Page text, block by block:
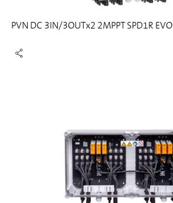
PVN DC 3IN/3OUTx2 2MPPT SPD1R EVO